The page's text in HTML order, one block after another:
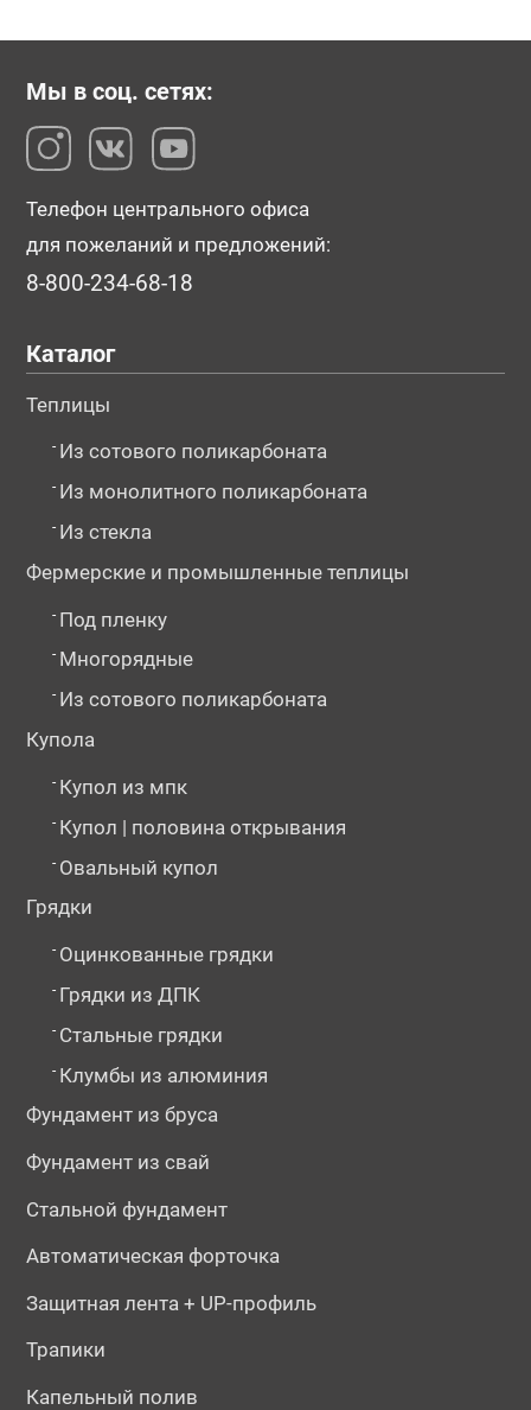
Мы в соц. сетях:
Телефон центрального офиса
для пожеланий и предложений:
8-800-234-68-18
Каталог
Теплицы
- Из сотового поликарбоната
- Из монолитного поликарбоната
- Из стекла
Фермерские и промышленные теплицы
- Под пленку
- Многорядные
- Из сотового поликарбоната
Купола
- Купол из мпк
- Купол | половина открывания
- Овальный купол
Грядки
- Оцинкованные грядки
- Грядки из ДПК
- Стальные грядки
- Клумбы из алюминия
Фундамент из бруса
Фундамент из свай
Стальной фундамент
Автоматическая форточка
Защитная лента + UP-профиль
Трапики
Капельный полив